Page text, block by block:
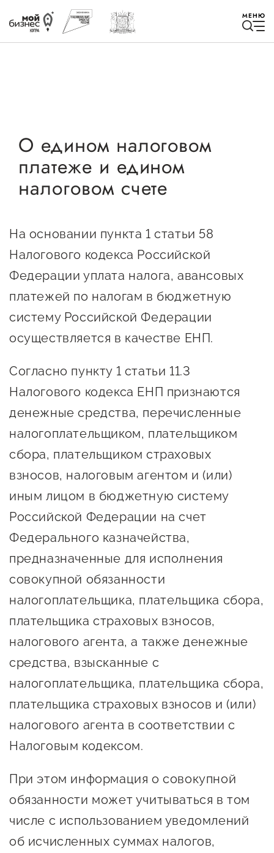
МЕНЮ
Быть в курсе
Новости
Онлайн-витрина продукции
Социальные сети "Мой
Бизнес Югра"
Навигатор по мерам
поддержки
Имущественная поддержка
Консультационная поддержка
Образовательная поддержка
технологического
предпринимательства
Поддержка социальных
предпринимателей
Поддержка экспортеров
Меры поддержки в условиях
Центры поддержки
Центр информационно-
консультационного
сопровождения
О едином налоговом
платеже и едином
налоговом счете
На основании пункта 1 статьи 58
Налогового кодекса Российской
Федерации уплата налога, авансовых
платежей по налогам в бюджетную
систему Российской Федерации
осуществляется в качестве ЕНП.
Согласно пункту 1 статьи 11.3
Налогового кодекса ЕНП признаются
денежные средства, перечисленные
налогоплательщиком, плательщиком
сбора, плательщиком страховых
взносов, налоговым агентом и (или)
иным лицом в бюджетную систему
Российской Федерации на счет
Федерального казначейства,
предназначенные для исполнения
совокупной обязанности
налогоплательщика, плательщика сбора,
плательщика страховых взносов,
налогового агента, а также денежные
средства, взысканные с
налогоплательщика, плательщика сбора,
плательщика страховых взносов и (или)
налогового агента в соответствии с
Налоговым кодексом.
При этом информация о совокупной
обязанности может учитываться в том
числе с использованием уведомлений
об исчисленных суммах налогов,